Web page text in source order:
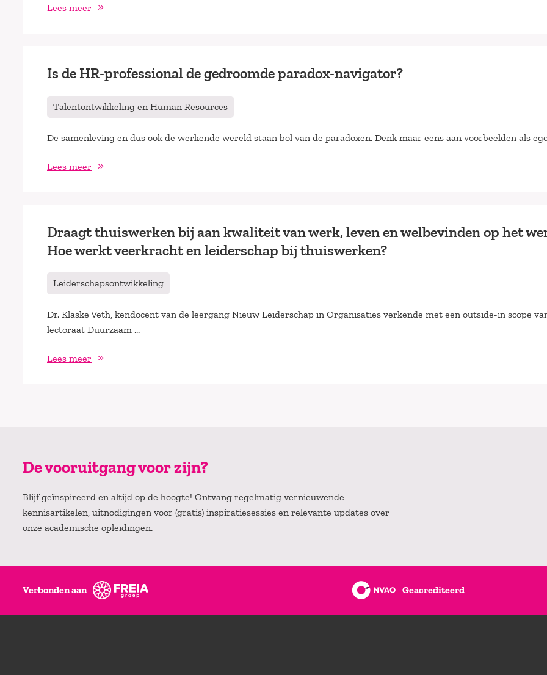
Lees meer
Is de HR-professional de gedroomde paradox-navigator?
Talentontwikkeling en Human Resources
De samenleving en dus ook de werkende wereld staan bol van de paradoxen. Denk maar eens aan voorbeelden als
Lees meer
Draagt thuiswerken bij aan kwaliteit van werk, leven en welbevinden op het
Hoe werkt veerkracht en leiderschap bij thuiswerken?
Leiderschapsontwikkeling
Dr. Klaske Veth, kendocent van de leergang Nieuw Leiderschap in Organisaties verkende met een outside-in scope
lectoraat Duurzaam …
Lees meer
De vooruitgang voor zijn?
Blijf geïnspireerd en altijd op de hoogte! Ontvang regelmatig vernieuwende
kennisartikelen, uitnodigingen voor (gratis) inspiratiesessies en relevante updates over
onze academische opleidingen.
Verbonden aan Geacrediteerd